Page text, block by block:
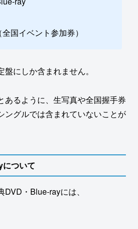
国イベント参加券）
にしか含まれません。
あるように、生写真や全国握手券
ングルでは含まれていないことが
ついて
・Blue-rayには、